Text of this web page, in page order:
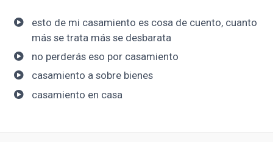
esto de mi casamiento es cosa de cuento, cuanto
más se trata más se desbarata
no perderás eso por casamiento
casamiento a sobre bienes
casamiento en casa